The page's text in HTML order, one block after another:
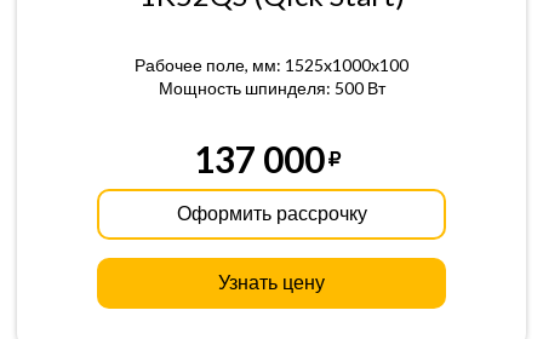
Рабочее поле, мм: 1525x1000x100
Мощность шпинделя: 500 Вт
137 000
Оформить рассрочку
Узнать цену